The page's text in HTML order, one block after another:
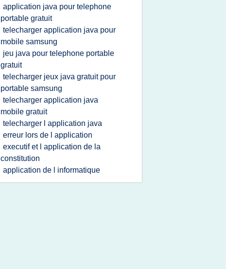
application java pour telephone
portable gratuit
telecharger application java pour
mobile samsung
jeu java pour telephone portable
gratuit
telecharger jeux java gratuit pour
portable samsung
telecharger application java
mobile gratuit
telecharger l application java
erreur lors de l application
executif et l application de la
constitution
application de l informatique